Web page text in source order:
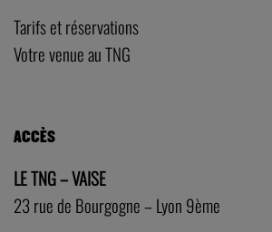
Tarifs et réservations
Votre venue au TNG
ACCÈS
LE TNG – VAISE
23 rue de Bourgogne – Lyon 9ème